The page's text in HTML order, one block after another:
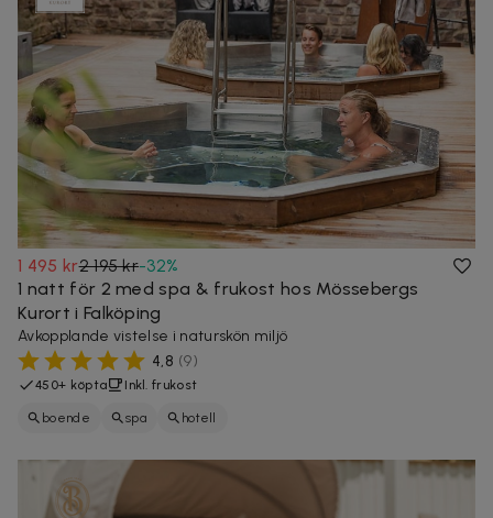
1 495 kr2 195 kr-32%
1 natt för 2 med spa & frukost hos Mössebergs
Kurort i Falköping
Avkopplande vistelse i naturskön miljö
4,8 (9)
450+ köpta Inkl. frukost
boende spa hotell